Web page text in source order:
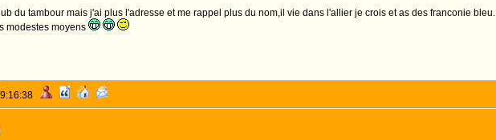
du tambour mais j'ai plus l'adresse et me rappel plus du nom,il vie dans l'allier je crois et as des franconie bleu.
modestes moyens